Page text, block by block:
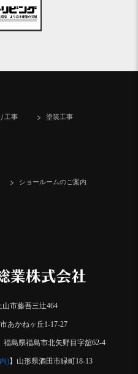
工事 塗装工事
ショールームのご案内
山市藤吾三辻464
あかねヶ丘1-17-27
福島県福島市北矢野目字舘62-4
)】山形県酒田市緑町18-13